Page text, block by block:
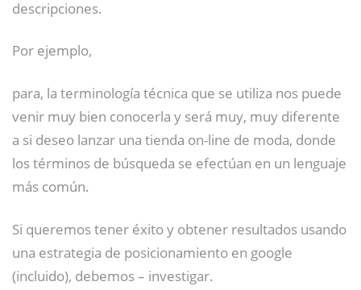
descripciones.
Por ejemplo,
para, la terminología técnica que se utiliza nos puede
venir muy bien conocerla y será muy, muy diferente
a si deseo lanzar una tienda on-line de moda, donde
los términos de búsqueda se efectúan en un lenguaje
más común.
Si queremos tener éxito y obtener resultados usando
una estrategia de posicionamiento en google
(incluido), debemos – investigar.